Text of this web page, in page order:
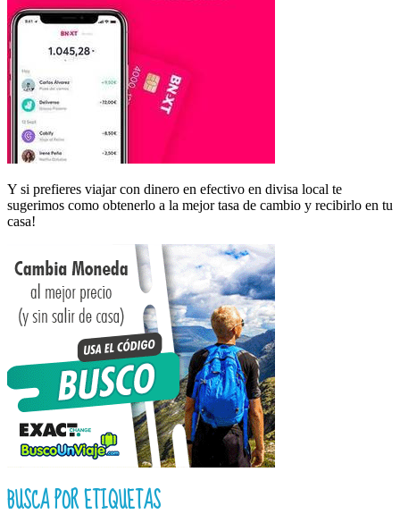
Y si prefieres viajar con dinero en efectivo en divisa local te
sugerimos como obtenerlo a la mejor tasa de cambio y recibirlo en tu
casa!
BUSCA POR ETIQUETAS